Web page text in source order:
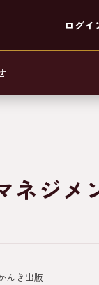
ログイ
ネジメ
んき出版